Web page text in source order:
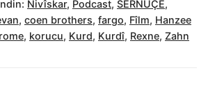
Nivîskar, Podcast, SERNÛÇE,
, coen brothers, fargo, Fîlm, Hanzee
, korucu, Kurd, Kurdî, Rexne, Zahn